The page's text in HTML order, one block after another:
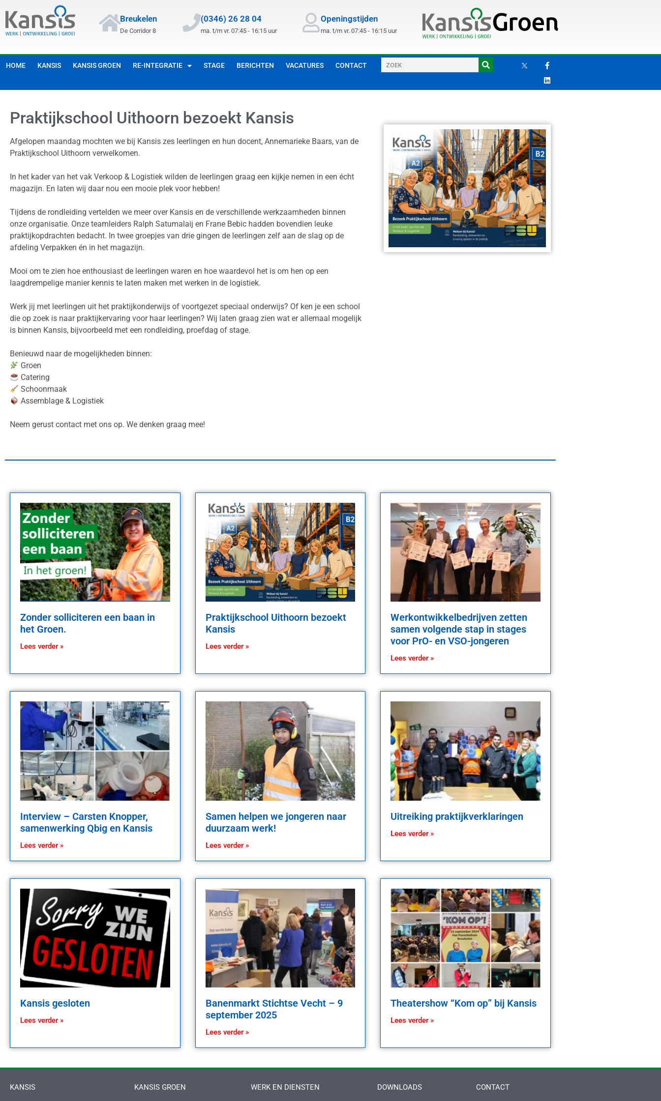
Breukelen
De Corridor 8
(0346) 26 28 04
ma. t/m vr. 07:45 - 16:15 uur
Openingstijden
ma. t/m vr. 07:45 - 16:15 uur
HOME KANSIS KANSIS GROEN RE-INTEGRATIE STAGE BERICHTEN VACATURES CONTACT
Praktijkschool Uithoorn bezoekt Kansis
Afgelopen maandag mochten we bij Kansis zes leerlingen en hun docent, Annemarieke Baars, van de
Praktijkschool Uithoorn verwelkomen.
In het kader van het vak Verkoop & Logistiek wilden de leerlingen graag een kijkje nemen in een écht
magazijn. En laten wij daar nou een mooie plek voor hebben!
Tijdens de rondleiding vertelden we meer over Kansis en de verschillende werkzaamheden binnen
onze organisatie. Onze teamleiders Ralph Satumalaij en Frane Bebic hadden bovendien leuke
praktijkopdrachten bedacht. In twee groepjes van drie gingen de leerlingen zelf aan de slag op de
afdeling Verpakken én in het magazijn.
Mooi om te zien hoe enthousiast de leerlingen waren en hoe waardevol het is om hen op een
laagdrempelige manier kennis te laten maken met werken in de logistiek.
Werk jij met leerlingen uit het praktijkonderwijs of voortgezet speciaal onderwijs? Of ken je een school
die op zoek is naar praktijkervaring voor haar leerlingen? Wij laten graag zien wat er allemaal mogelijk
is binnen Kansis, bijvoorbeeld met een rondleiding, proefdag of stage.
Benieuwd naar de mogelijkheden binnen:
Groen
Catering
Schoonmaak
Assemblage & Logistiek
Neem gerust contact met ons op. We denken graag mee!
Zonder solliciteren een baan in
het Groen.
Lees verder »
Praktijkschool Uithoorn bezoekt
Kansis
Lees verder »
Werkontwikkelbedrijven zetten
samen volgende stap in stages
voor PrO- en VSO-jongeren
Lees verder »
Interview – Carsten Knopper,
samenwerking Qbig en Kansis
Lees verder »
Samen helpen we jongeren naar
duurzaam werk!
Lees verder »
Uitreiking praktijkverklaringen
Lees verder »
Kansis gesloten
Lees verder »
Banenmarkt Stichtse Vecht – 9
september 2025
Lees verder »
Theatershow “Kom op” bij Kansis
Lees verder »
KANSIS KANSIS GROEN WERK EN DIENSTEN DOWNLOADS CONTACT